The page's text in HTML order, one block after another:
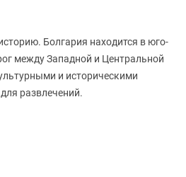
Болгария находится в юго-
между Западной и Центральной
и историческими
развлечений.